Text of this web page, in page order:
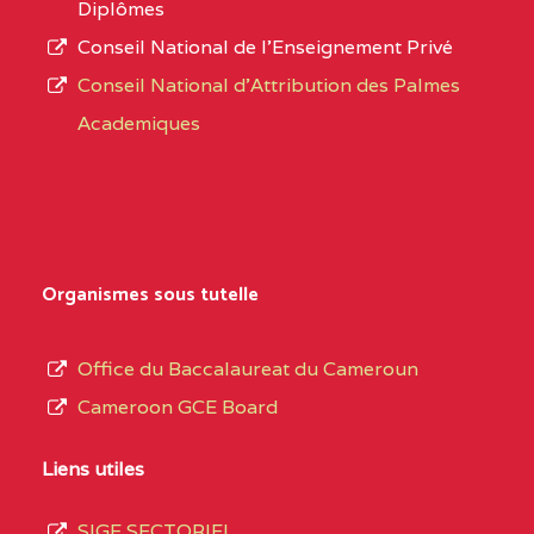
CENTRE
COLLEGE PRIVE
CENTRE
COLLEGE PRIVE LAIC
SAINT MICHEL
L’offre
d’éducation
de
du
Diplômes
Conseil National de l’Enseignement Privé
Conseil National d'Attribution des Palmes
Academiques
Organismes sous tutelle
Office du Baccalaureat du Cameroun
Cameroon GCE Board
Liens utiles